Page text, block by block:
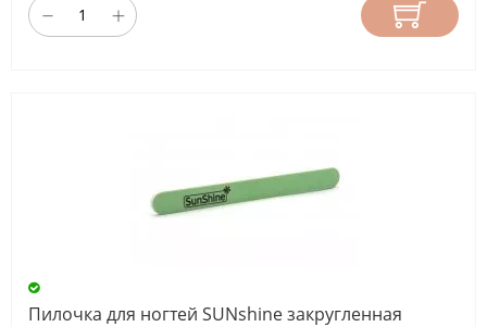
Пилочка для ногтей SUNshine закругленная